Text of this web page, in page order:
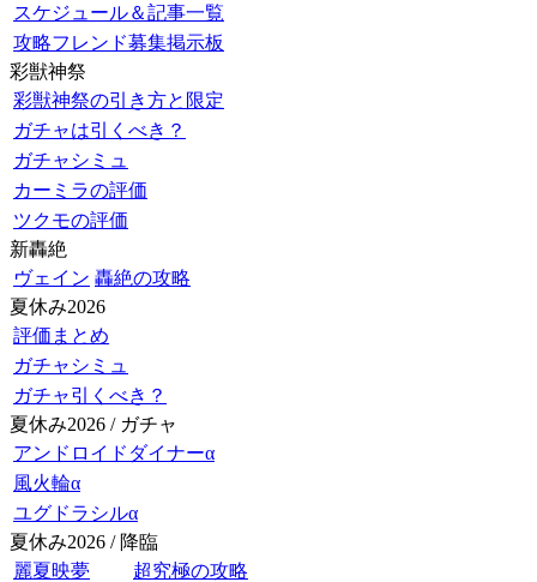
スケジュール＆記事一覧
攻略フレンド募集掲示板
彩獣神祭
彩獣神祭の引き方と限定
ガチャは引くべき？
ガチャシミュ
カーミラの評価
ツクモの評価
新轟絶
ヴェイン 轟絶の攻略
夏休み2026
評価まとめ
ガチャシミュ
ガチャ引くべき？
夏休み2026 / ガチャ
アンドロイドダイナーα
風火輪α
ユグドラシルα
夏休み2026 / 降臨
麗夏映夢
超究極の攻略